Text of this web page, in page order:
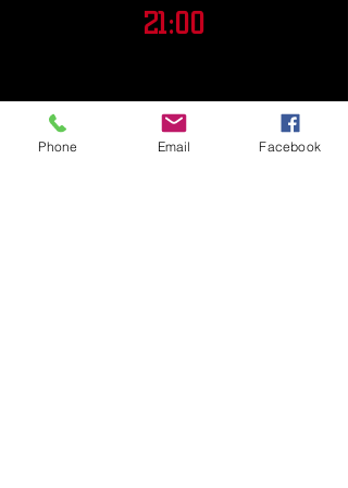
21:00
Phone Email Facebook